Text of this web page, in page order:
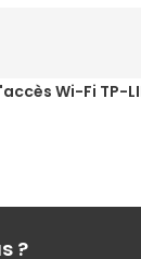
Wi-Fi TP-
?